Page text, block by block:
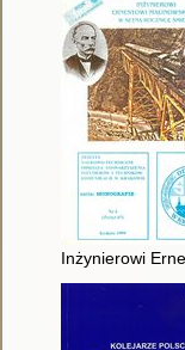
Inżynierowi